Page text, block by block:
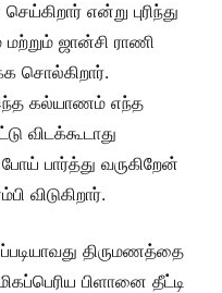
என்று புரிந்து
ஜான்சி ராணி
சொல்கிறார்.
கல்யாணம் எந்த
விடக்கூடாது
பார்த்து வருகிறேன்
விடுகிறார்.
திருமணத்தை
பிளானை தீட்டி